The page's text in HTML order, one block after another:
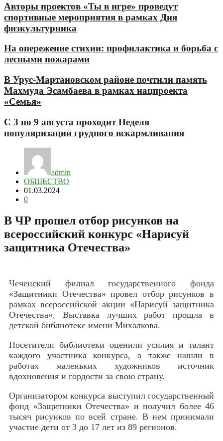
Авторы проектов «Ты в игре» проведут
спортивные мероприятия в рамках Дня
физкультурника
На опережение стихии: профилактика и борьба с
лесными пожарами
В Урус-Мартановском районе почтили память
Махмуда Эсамбаева в рамках нацпроекта
«Семья»
С 3 по 9 августа проходит Неделя
популяризации грудного вскармливания
admin
ОБЩЕСТВО
01.03.2024
0
В ЧР прошел отбор рисунков на
всероссийский конкурс «Нарисуй
защитника Отечества»
Чеченский филиал государственного фонда
«Защитники Отечества» провел отбор рисунков в
рамках всероссийской акции «Нарисуй защитника
Отечества». Выставка лучших работ прошла в
детской библиотеке имени Михалкова.
Посетители библиотеки оценили усилия и талант
каждого участника конкурса, а также нашли в
работах маленьких художников источник
вдохновения и гордости за свою страну.
Организатором конкурса выступил государственный
фонд «Защитники Отечества» и получил более 46
тысяч рисунков по всей стране. В нем принимали
участие дети от 3 до 17 лет из 89 регионов.